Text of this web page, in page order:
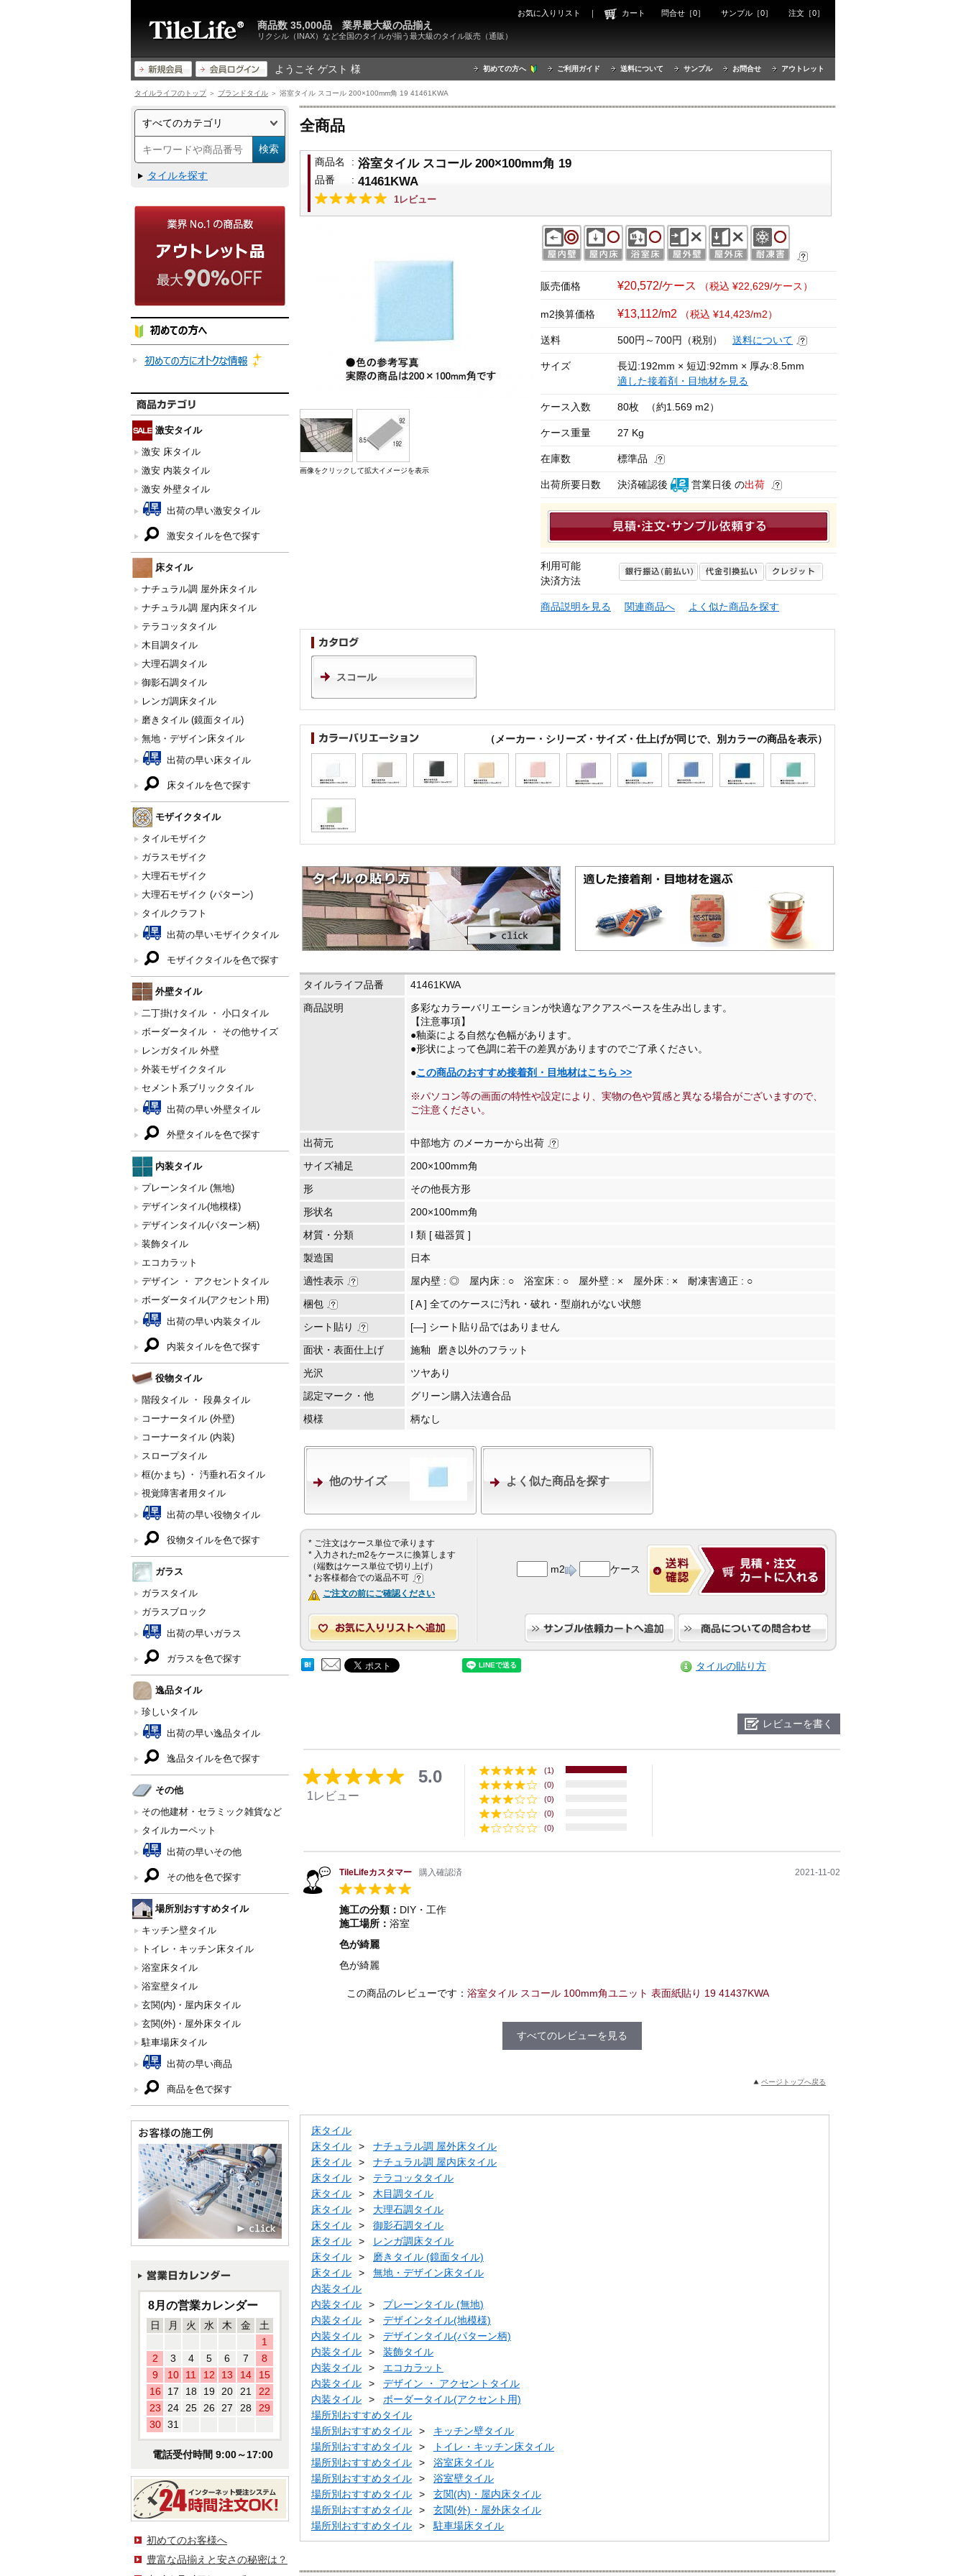
リクシル（INAX）など全国のタイルが揃う最大級のタイル販売（通販）
商品数 35,000品 業界最大級の品揃え
ようこそ ゲスト 様 初めての方へ ご利用ガイド 送料について サンプル お問合せ アウトレット
お気に入りリスト ｜ カート 問合せ［0］ サンプル［0］ 注文［0］
タイルライフのトップ＞ ブランドタイル ＞ 浴室タイル スコール 200×100mm角 19 41461KWA
タイルを探す
激安タイル
激安 床タイル
激安 内装タイル
激安 外壁タイル
出荷の早い激安タイル
激安タイルを色で探す
床タイル
ナチュラル調 屋外床タイル
ナチュラル調 屋内床タイル
テラコッタタイル
木目調タイル
大理石調タイル
御影石調タイル
レンガ調床タイル
磨きタイル (鏡面タイル)
無地・デザイン床タイル
出荷の早い床タイル
床タイルを色で探す
モザイクタイル
タイルモザイク
ガラスモザイク
大理石モザイク
大理石モザイク (パターン)
タイルクラフト
出荷の早いモザイクタイル
モザイクタイルを色で探す
外壁タイル
二丁掛けタイル ・ 小口タイル
ボーダータイル ・ その他サイズ
レンガタイル 外壁
外装モザイクタイル
セメント系ブリックタイル
出荷の早い外壁タイル
外壁タイルを色で探す
内装タイル
プレーンタイル (無地)
デザインタイル(地模様)
デザインタイル(パターン柄)
装飾タイル
エコカラット
デザイン ・ アクセントタイル
ボーダータイル(アクセント用)
出荷の早い内装タイル
内装タイルを色で探す
役物タイル
階段タイル ・ 段鼻タイル
コーナータイル (外壁)
コーナータイル (内装)
スロープタイル
框(かまち) ・ 汚垂れ石タイル
視覚障害者用タイル
出荷の早い役物タイル
役物タイルを色で探す
ガラス
ガラスタイル
ガラスブロック
出荷の早いガラス
ガラスを色で探す
逸品タイル
珍しいタイル
出荷の早い逸品タイル
逸品タイルを色で探す
その他
その他建材・セラミック雑貨など
タイルカーペット
出荷の早いその他
その他を色で探す
場所別おすすめタイル
キッチン壁タイル
トイレ・キッチン床タイル
浴室床タイル
浴室壁タイル
玄関(内)・屋内床タイル
玄関(外)・屋外床タイル
駐車場床タイル
出荷の早い商品
商品を色で探す
8月の営業カレンダー
日 月 火 水 木 金
土
1
2
3 4 5 6 7
8
9
10 11 12 13 14
15
16
17 18 19 20 21
22
23
24 25 26 27 28
29
30 31
電話受付時間 9:00～17:00
初めてのお客様へ
豊富な品揃えと安さの秘密は？
全商品
商品名 : 浴室タイル スコール 200×100mm角 19
品番 : 41461KWA
1レビュー
画像をクリックして拡大イメージを表示
販売価格 ¥20,572/ケース （税込 ¥22,629/ケース）
m2換算価格 ¥13,112/m2 （税込 ¥14,423/m2）
送料 500円～700円（税別） 送料について
サイズ
長辺:192mm × 短辺:92mm × 厚み:8.5mm
適した接着剤・目地材を見る
ケース入数 80枚 （約1.569 m2）
ケース重量 27 Kg
在庫数 標準品
出荷所要日数 決済確認後 営業日後 の出荷
利用可能
決済方法
商品説明を見る 関連商品へ よく似た商品を探す
スコール
（メーカー・シリーズ・サイズ・仕上げが同じで、別カラーの商品を表示）
タイルライフ品番
41461KWA
商品説明
多彩なカラーバリエーションが快適なアクアスペースを生み出します。
【注意事項】
●釉薬による自然な色幅があります。
●形状によって色調に若干の差異がありますのでご了承ください。
●この商品のおすすめ接着剤・目地材はこちら >>
※パソコン等の画面の特性や設定により、実物の色や質感と異なる場合がございますので、
ご注意ください。
出荷元
中部地方 のメーカーから出荷
サイズ補足
200×100mm角
形
その他長方形
形状名
200×100mm角
材質・分類
I 類 [ 磁器質 ]
製造国
日本
適性表示
屋内壁 : ◎ 屋内床 : ○ 浴室床 : ○ 屋外壁 : × 屋外床 : × 耐凍害適正 : ○
梱包
[ A ] 全てのケースに汚れ・破れ・型崩れがない状態
シート貼り
[―] シート貼り品ではありません
面状・表面仕上げ
施釉
磨き以外のフラット
光沢
ツヤあり
認定マーク・他
グリーン購入法適合品
模様
柄なし
他のサイズ よく似た商品を探す
* ご注文はケース単位で承ります
* 入力されたm2をケースに換算します
（端数はケース単位で切り上げ）
* お客様都合での返品不可
ご注文の前にご確認ください
m2 ケース
タイルの貼り方
レビューを書く
5.0
1レビュー
(1)
(0)
(0)
(0)
(0)
TileLifeカスタマー 購入確認済 2021-11-02
施工の分類： DIY・工作
施工場所： 浴室
色が綺麗
色が綺麗
この商品のレビューです： 浴室タイル スコール 100mm角ユニット 表面紙貼り 19 41437KWA
すべてのレビューを見る
ページトップへ戻る
床タイル
床タイル
ナチュラル調 屋外床タイル
床タイル
ナチュラル調 屋内床タイル
床タイル
テラコッタタイル
床タイル
木目調タイル
床タイル
大理石調タイル
床タイル
御影石調タイル
床タイル
レンガ調床タイル
床タイル
磨きタイル (鏡面タイル)
床タイル
無地・デザイン床タイル
内装タイル
内装タイル
プレーンタイル (無地)
内装タイル
デザインタイル(地模様)
内装タイル
デザインタイル(パターン柄)
内装タイル
装飾タイル
内装タイル
エコカラット
内装タイル
デザイン ・ アクセントタイル
内装タイル
ボーダータイル(アクセント用)
場所別おすすめタイル
場所別おすすめタイル
キッチン壁タイル
場所別おすすめタイル
トイレ・キッチン床タイル
場所別おすすめタイル
浴室床タイル
場所別おすすめタイル
浴室壁タイル
場所別おすすめタイル
玄関(内)・屋内床タイル
場所別おすすめタイル
玄関(外)・屋外床タイル
場所別おすすめタイル
駐車場床タイル